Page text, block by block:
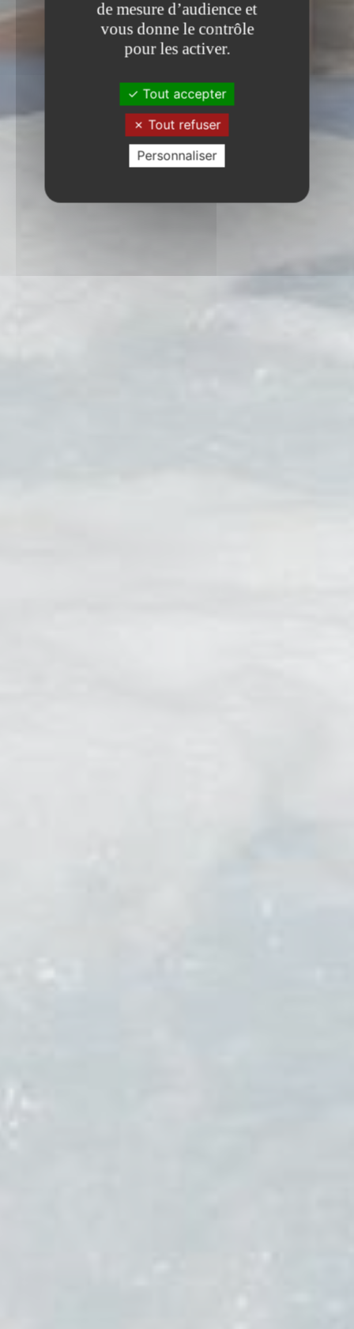
de mesure d’audience et
vous donne le contrôle
pour les activer.
Tout accepter
Tout refuser
Personnaliser